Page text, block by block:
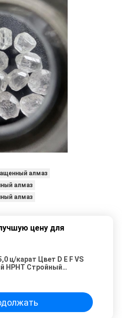
алмаз
алмаз
алмаз
цену для
ц/карат Цвет D E F VS
HPHT Стройный